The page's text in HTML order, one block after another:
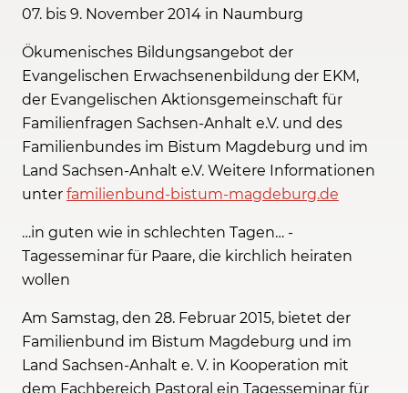
07. bis 9. November 2014 in Naumburg
Ökumenisches Bildungsangebot der
Evangelischen Erwachsenenbildung der EKM,
der Evangelischen Aktionsgemeinschaft für
Familienfragen Sachsen-Anhalt e.V. und des
Familienbundes im Bistum Magdeburg und im
Land Sachsen-Anhalt e.V. Weitere Informationen
unter familienbund-bistum-magdeburg.de
…in guten wie in schlechten Tagen… -
Tagesseminar für Paare, die kirchlich heiraten
wollen
Am Samstag, den 28. Februar 2015, bietet der
Familienbund im Bistum Magdeburg und im
Land Sachsen-Anhalt e. V. in Kooperation mit
dem Fachbereich Pastoral ein Tagesseminar für